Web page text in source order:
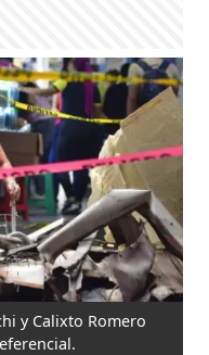
y Calixto Romero